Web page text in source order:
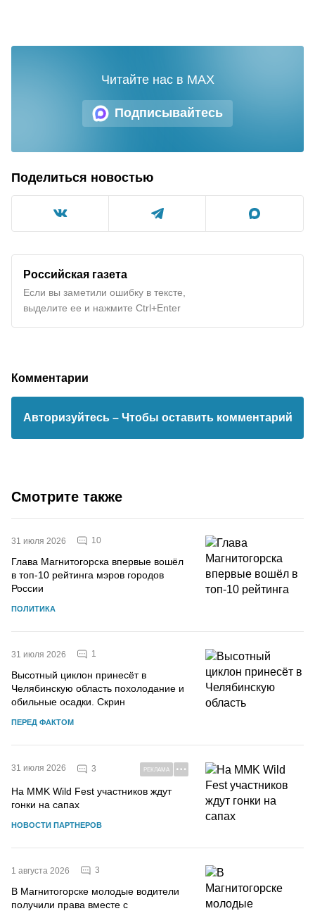
Подписывайтесь
Читайте нас в MAX
Поделиться новостью
Российская газета
Если вы заметили ошибку в тексте,
выделите ее и нажмите Ctrl+Enter
Комментарии
Авторизуйтесь – Чтобы оставить комментарий
Смотрите также
31 июля 2026 10
Глава Магнитогорска впервые вошёл
в топ-10 рейтинга мэров городов
России
ПОЛИТИКА
31 июля 2026 1
Высотный циклон принесёт в
Челябинскую область похолодание и
обильные осадки. Скрин
ПЕРЕД ФАКТОМ
31 июля 2026 3 РЕКЛАМА
На MMK Wild Fest участников ждут
гонки на сапах
НОВОСТИ ПАРТНЕРОВ
1 августа 2026 3
В Магнитогорске молодые водители
получили права вместе с